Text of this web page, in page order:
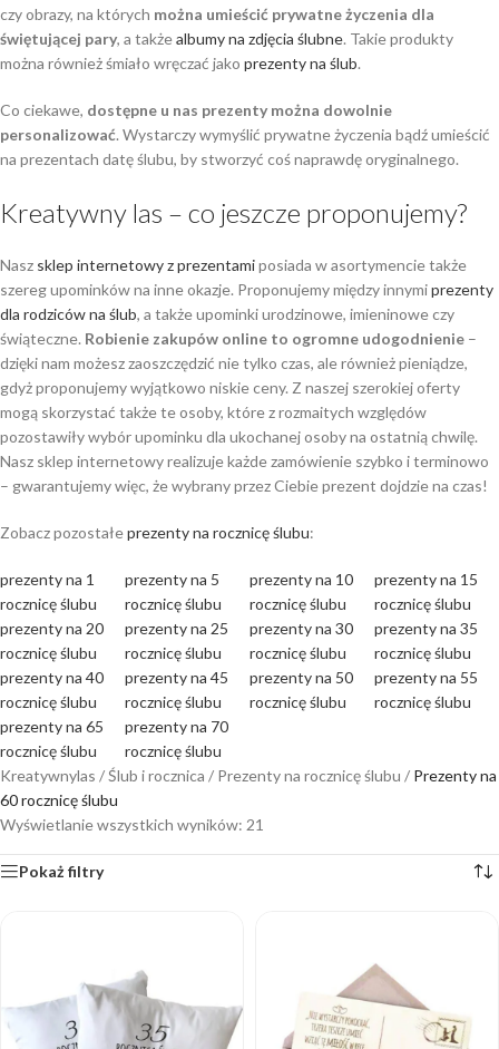
czy obrazy, na których można umieścić prywatne życzenia dla
świętującej pary, a takżealbumy na zdjęcia ślubne. Takie produkty
można również śmiało wręczać jako prezenty na ślub.
Co ciekawe, dostępne u nas prezenty można dowolnie
personalizować. Wystarczy wymyślić prywatne życzenia bądź umieścić
na prezentach datę ślubu, by stworzyć coś naprawdę oryginalnego.
Kreatywny las – co jeszcze proponujemy?
Nasz sklep internetowy z prezentamiposiada w asortymencie także
szereg upominków na inne okazje. Proponujemy między innymiprezenty
dla rodziców na ślub, a także upominki urodzinowe, imieninowe czy
świąteczne. Robienie zakupów online to ogromne udogodnienie –
dzięki nam możesz zaoszczędzić nie tylko czas, ale również pieniądze,
gdyż proponujemy wyjątkowo niskie ceny. Z naszej szerokiej oferty
mogą skorzystać także te osoby, które z rozmaitych względów
pozostawiły wybór upominku dla ukochanej osoby na ostatnią chwilę.
Nasz sklep internetowy realizuje każde zamówienie szybko i terminowo
– gwarantujemy więc, że wybrany przez Ciebie prezent dojdzie na czas!
Zobacz pozostałeprezenty na rocznicę ślubu:
prezenty na 1
rocznicę ślubu
prezenty na 5
rocznicę ślubu
prezenty na 10
rocznicę ślubu
prezenty na 15
rocznicę ślubu
prezenty na 20
rocznicę ślubu
prezenty na 25
rocznicę ślubu
prezenty na 30
rocznicę ślubu
prezenty na 35
rocznicę ślubu
prezenty na 40
rocznicę ślubu
prezenty na 45
rocznicę ślubu
prezenty na 50
rocznicę ślubu
prezenty na 55
rocznicę ślubu
prezenty na 65
rocznicę ślubu
prezenty na 70
rocznicę ślubu
Kreatywnylas /Ślub i rocznica / Prezenty na rocznicę ślubu / Prezenty na
60 rocznicę ślubu
Wyświetlanie wszystkich wyników: 21
Pokaż filtry